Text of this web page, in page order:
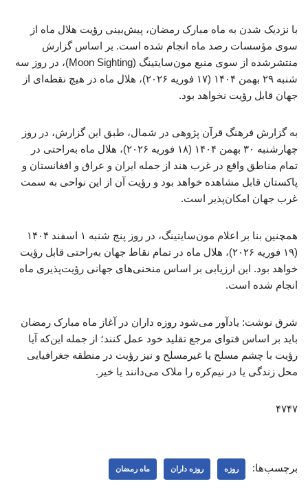
با نزدیک شدن به ماه مبارک رمضان، پیش‌بینی رؤیت هلال ماه از
سوی مؤسسات رصد ماه انجام شده است. بر اساس گزارش
منتشرشده از سوی منبع مون‌سایتینگ (Moon Sighting)، در روز سه
شنبه ۲۹ بهمن ۱۴۰۴ (۱۷ فوریه ۲۰۲۶)، هلال ماه در هیچ نقطه‌ای از
جهان قابل رؤیت نخواهد بود.
به گزارش فرهنگ قرآن پژوهی در شمال، طبق این گزارش، در روز
چهارشنبه ۳۰ بهمن ۱۴۰۴ (۱۸ فوریه ۲۰۲۶)، هلال ماه به‌راحتی در
تمام مناطق واقع در غرب هند از جمله ایران و عراق و افغانستان و
پاکستان قابل مشاهده خواهد بود و رؤیت آن از این نواحی به سمت
غرب جهان امکان‌پذیر است.
همچنین بنا بر اعلام مون‌سایتینگ، در روز پنج شنبه ۱ اسفند ۱۴۰۴
(۱۹ فوریه ۲۰۲۶)، هلال ماه در تمام نقاط جهان به‌راحتی قابل رؤیت
خواهد بود. این ارزیابی بر اساس منحنی‌های جهانی رؤیت‌پذیری ماه
انجام شده است.
شرق نوشت: یادآور می‌شود روزه داران در آغاز ماه مبارک رمضان
باید بر اساس فتوای مرجع تقلید خود عمل کنند؛ از جمله این‌که آیا
رؤیت با چشم مسلح یا غیرمسلح و نیز رؤیت در منطقه جغرافیایی
محل زندگی یا در نیم‌کره را ملاک می‌دانند یا خیر.
۴۷۴۷
برچسب‌ها: روزه روزه داران ماه رمضان